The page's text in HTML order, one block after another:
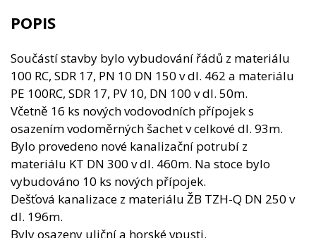
POPIS
Součástí stavby bylo vybudování řádů z materiálu
100 RC, SDR 17, PN 10 DN 150 v dl. 462 a materiálu
PE 100RC, SDR 17, PV 10, DN 100 v dl. 50m.
Včetně 16 ks nových vodovodních přípojek s
osazením vodoměrných šachet v celkové dl. 93m.
Bylo provedeno nové kanalizační potrubí z
materiálu KT DN 300 v dl. 460m. Na stoce bylo
vybudováno 10 ks nových přípojek.
Dešťová kanalizace z materiálu ŽB TZH-Q DN 250 v
dl. 196m.
Byly osazeny uliční a horské vpusti.